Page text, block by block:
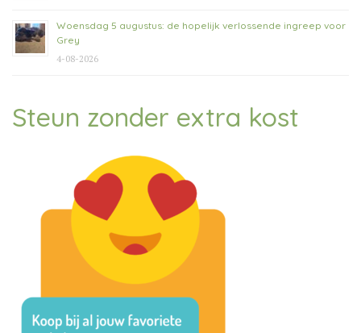
Woensdag 5 augustus: de hopelijk verlossende ingreep voor
Grey
4-08-2026
Steun zonder extra kost